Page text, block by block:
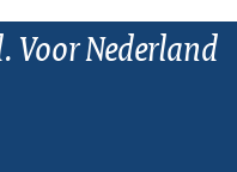
Voor Nederland